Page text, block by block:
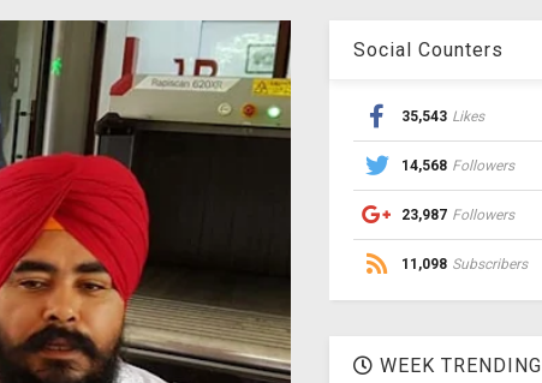
Social Counters
35,543 Likes
14,568 Followers
23,987 Followers
11,098 Subscribers
WEEK TRENDING